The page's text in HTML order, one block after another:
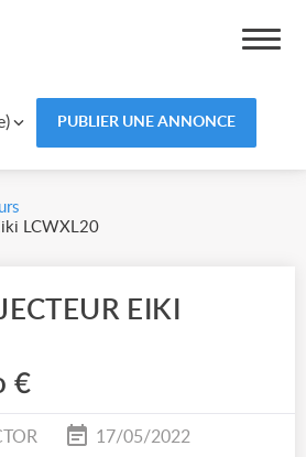
PUBLIER UNE ANNONCE
LCWXL20
EIKI
€
17/05/2022